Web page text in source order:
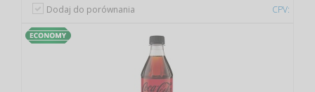
CPV:
Dodaj do porównania